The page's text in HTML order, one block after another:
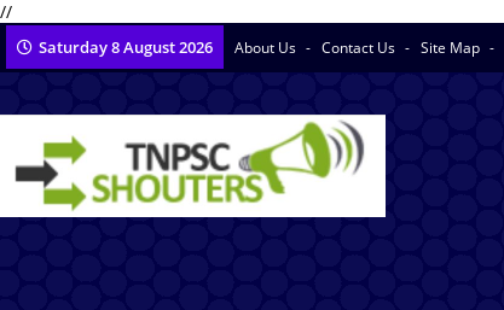
//
Saturday 8 August 2026 About Us Contact Us Site Map